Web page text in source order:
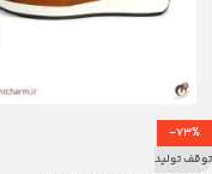
-73%
توقف تولید